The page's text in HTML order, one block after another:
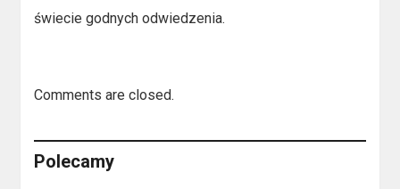
świecie godnych odwiedzenia.
Comments are closed.
Polecamy